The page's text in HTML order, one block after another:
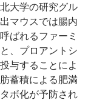
大学の研究グル
マウスでは腸内
ばれるファーミ
、プロアントシ
与することによ
蓄積による肥満
ボ化が予防され